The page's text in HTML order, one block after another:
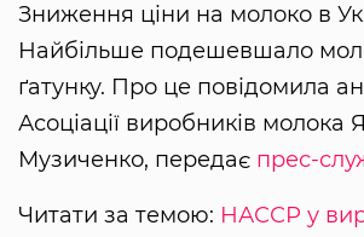
Зниження ціни на молоко в
Найбільше подешевшало
ґатунку. Про це повідомила
Асоціації виробників молока
Музиченко, передає прес-
Читати за темою: НАССР у